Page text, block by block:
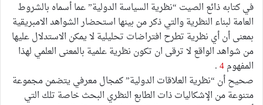
في كتابه ذائع الصيت “نظرية السياسة الدولية” عما أسماه بالشروط
العامة لبناء النظرية والتي ذكر من بينها استحضار الشواهد الامبريقية
بمعنى أن أي نظرية تطرح افتراضات تحليلية لا يمكن الاستدلال عليها
من شواهد الواقع لا ترقى ان تكون نظرية علمية بالمعنى العلمي لهذا
المفهوم4
.
صحيح أن “نظرية العلاقات الدولية” كمجال معرفي يتضمن مجموعة
متنوعة من الإشكاليات ذات الطابع النظري البحث خاصة تلك التي